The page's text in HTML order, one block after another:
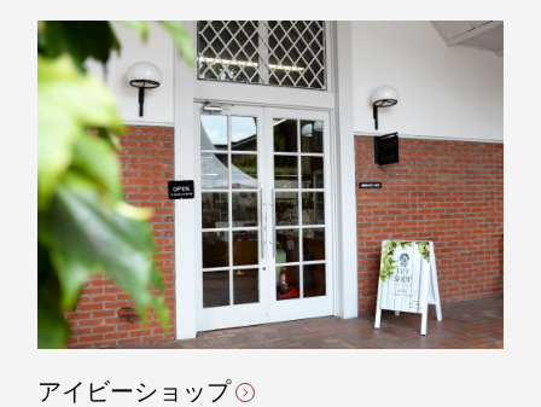
アイビーショップ